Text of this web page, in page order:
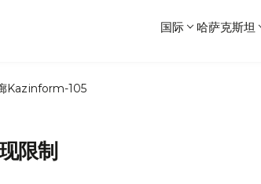
国际 哈萨克斯坦
Kazinform-105
限制